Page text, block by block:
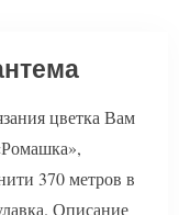
цветка Вам
370 метров в
Описание